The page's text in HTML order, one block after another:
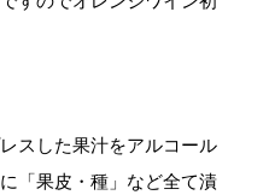
スした果汁をアルコール
「果皮・種」など全て漬